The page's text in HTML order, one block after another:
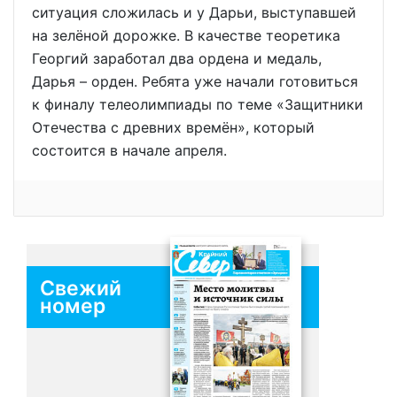
ситуация сложилась и у Дарьи, выступавшей
на зелёной дорожке. В качестве теоретика
Георгий заработал два ордена и медаль,
Дарья – орден. Ребята уже начали готовиться
к финалу телеолимпиады по теме «Защитники
Отечества с древних времён», который
состоится в начале апреля.
Свежий
номер